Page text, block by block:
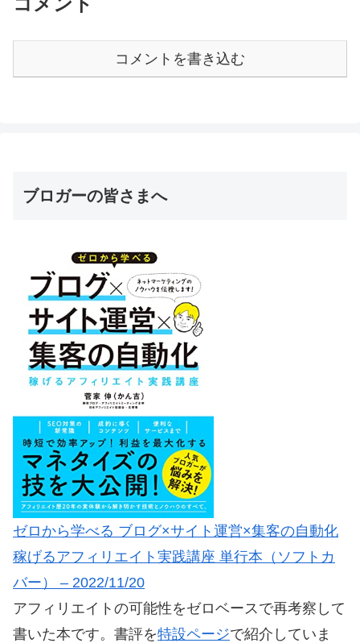
コメントを書き込む
ブロガーの皆さまへ
ゼロから学べる ブログ×サイト運営×集客の自動化
稼げるアフィリエイト実践講座 単行本（ソフトカ
バー） – 2022/11/20
アフィリエイトの可能性をゼロベースで再考察して
書いた本です。書評を特設ページで紹介していま